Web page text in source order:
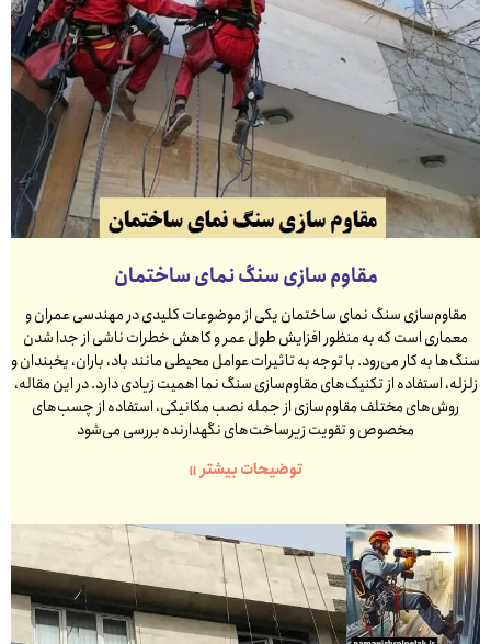
مقاوم سازی سنگ نمای ساختمان
مقاوم‌سازی سنگ نمای ساختمان یکی از موضوعات کلیدی در مهندسی عمران و
معماری است که به منظور افزایش طول عمر و کاهش خطرات ناشی از جدا شدن
سنگ‌ها به کار می‌رود. با توجه به تاثیرات عوامل محیطی مانند باد، باران، یخبندان و
زلزله، استفاده از تکنیک‌های مقاوم‌سازی سنگ نما اهمیت زیادی دارد. در این مقاله،
روش‌های مختلف مقاوم‌سازی از جمله نصب مکانیکی، استفاده از چسب‌های
مخصوص و تقویت زیرساخت‌های نگهدارنده بررسی می‌شود
توضیحات بیشتر »